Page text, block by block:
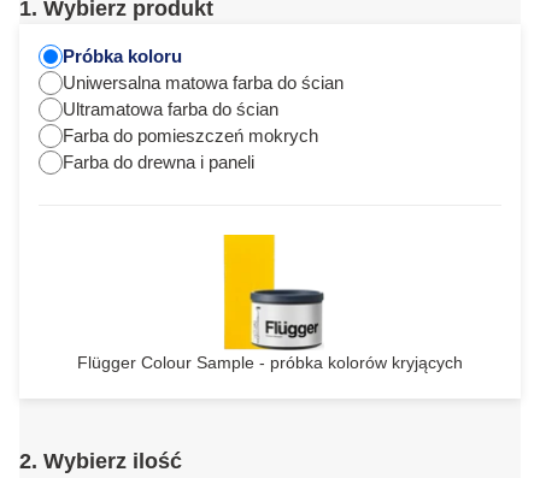
1. Wybierz produkt
Próbka koloru
Uniwersalna matowa farba do ścian
Ultramatowa farba do ścian
Farba do pomieszczeń mokrych
Farba do drewna i paneli
Flügger Colour Sample - próbka kolorów kryjących
2. Wybierz ilość